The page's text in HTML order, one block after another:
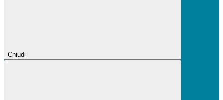
Chiudi